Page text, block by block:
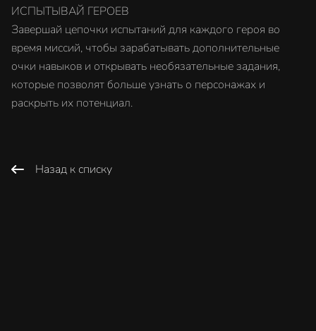
ИСПЫТЫВАЙ ГЕРОЕВ
Завершай цепочки испытаний для каждого героя во
время миссий, чтобы зарабатывать дополнительные
очки навыков и открывать необязательные задания,
которые позволят больше узнать о персонажах и
раскрыть их потенциал.
Назад к списку